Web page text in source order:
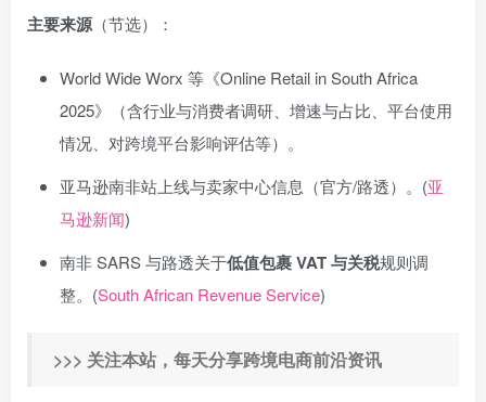
主要来源 （节选）：
World Wide Worx 等《Online Retail in South Africa
2025》（含行业与消费者调研、增速与占比、平台使用
情况、对跨境平台影响评估等）。
亚马逊南非站上线与卖家中心信息（官方/路透）。(亚
马逊新闻)
南非 SARS 与路透关于低值包裹 VAT 与关税规则调
整。(South African Revenue Service)
>>> 关注本站，每天分享跨境电商前沿资讯